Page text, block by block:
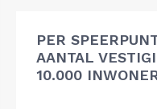
PER
AANTAL
10.000